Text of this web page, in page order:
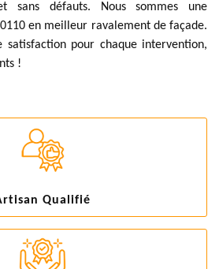
sans défauts. Nous sommes une
en meilleur ravalement de façade.
satisfaction pour chaque intervention,
!
Qualifié